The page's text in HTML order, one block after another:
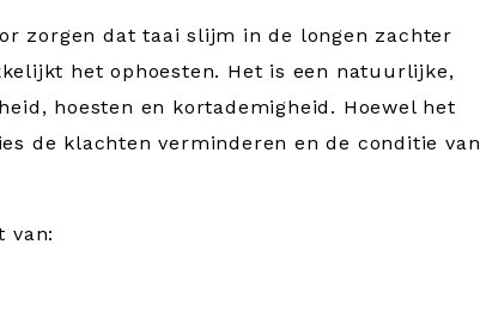
zorgen dat taai slijm in de longen zachter
het ophoesten. Het is een natuurlijke,
hoesten en kortademigheid. Hoewel het
de klachten verminderen en de conditie van
van: